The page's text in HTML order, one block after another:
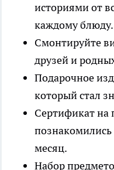
историями от
каждому блюду.
Смонтируйте
друзей и
Подарочное
который стал
Сертификат на
месяц.
Набор